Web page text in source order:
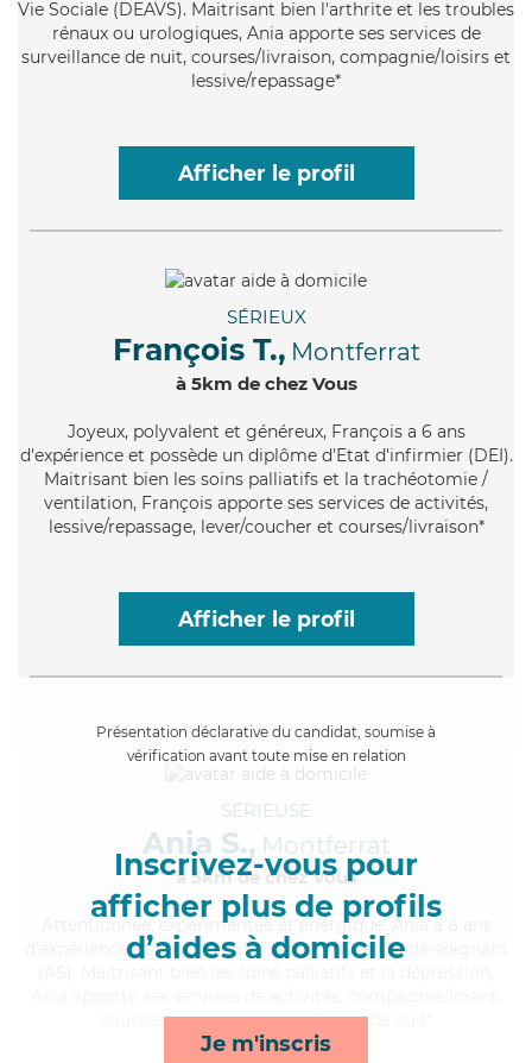
Vie Sociale (DEAVS). Maitrisant bien l'arthrite et les troubles
rénaux ou urologiques, Ania apporte ses services de
surveillance de nuit, courses/livraison, compagnie/loisirs et
lessive/repassage*
Afficher le profil
SÉRIEUX
François T., Montferrat
à 5km de chez Vous
Joyeux, polyvalent et généreux, François a 6 ans
d'expérience et possède un diplôme d'Etat d'infirmier (DEI).
Maitrisant bien les soins palliatifs et la trachéotomie /
ventilation, François apporte ses services de activités,
lessive/repassage, lever/coucher et courses/livraison*
Afficher le profil
Présentation déclarative du candidat, soumise à
vérification avant toute mise en relation
Inscrivez-vous pour
afficher plus de profils
d’aides à domicile
Je m'inscris
SÉRIEUSE
Ania S., Montferrat
à 5km de chez Vous
, expérimentée et énergique, Ania a 6 ans
d'expérience et possède un diplôme d'Etat d'aide-soignant
courses/livraison et surveillance de nuit*